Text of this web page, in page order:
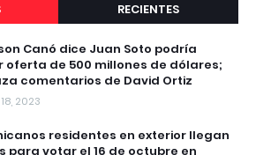
RECIENTES
Canó dice Juan Soto podría
oferta de 500 millones de dólares;
comentarios de David Ortiz
2023
residentes en exterior llegan
para votar el 16 de octubre en